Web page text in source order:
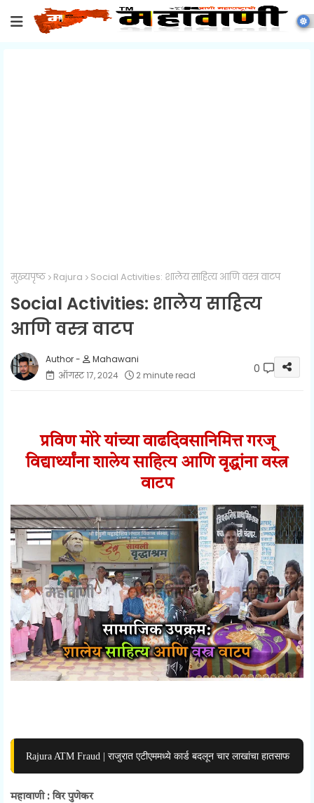
मुख्यपृष्ठ Rajura Social Activities: शालेय साहित्य आणि वस्त्र वाटप
Social Activities: शालेय साहित्य
आणि वस्त्र वाटप
Mahawani
ऑगस्ट १७, २०२४
2 minute read 0
प्रविण मोरे यांच्या वाढदिवसानिमित्त गरजू
विद्यार्थ्यांना शालेय साहित्य आणि वृद्धांना वस्त्र
वाटप
Rajura ATM Fraud | राजुरात एटीएममध्ये कार्ड बदलून चार लाखांचा हातसाफ
महावाणी : विर पुणेकर